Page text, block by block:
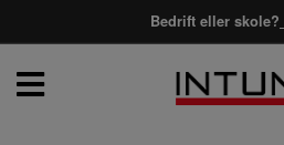
Bedrift eller skole?